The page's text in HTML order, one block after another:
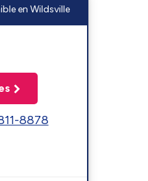
en Wildsville
8878